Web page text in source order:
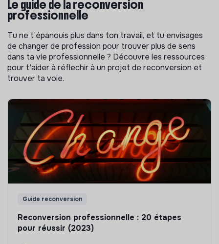
Le guide de la reconversion
professionnelle
Tu ne t'épanouis plus dans ton travail, et tu envisages
de changer de profession pour trouver plus de sens
dans ta vie professionnelle ? Découvre les ressources
pour t'aider à réflechir à un projet de reconversion et
trouver ta voie.
Guide reconversion
Reconversion professionnelle : 20 étapes
pour réussir (2023)